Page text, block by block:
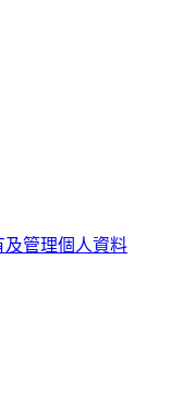
及管理個人資料